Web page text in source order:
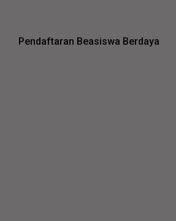
Pendaftaran Beasiswa Berdaya